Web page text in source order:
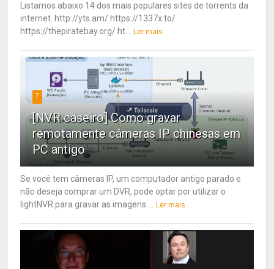
Listamos abaixo 14 dos mais populares sites de torrents da
internet. http://yts.am/ https://1337x.to/
https://thepiratebay.org/ ht... Ler mais
7
[NVR caseiro] Como gravar
remotamente câmeras IP chinesas em
PC antigo
Se você tem câmeras IP, um computador antigo parado e
não deseja comprar um DVR, pode optar por utilizar o
lightNVR para gravar as imagens.... Ler mais